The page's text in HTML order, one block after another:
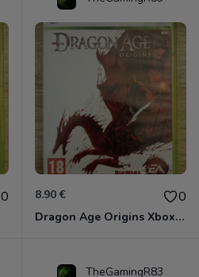
0 8.90 € 0
Dragon Age Origins Xbox 360
TheGamingR83